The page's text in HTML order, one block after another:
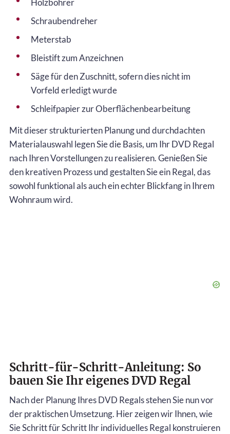
Holzbohrer
Schraubendreher
Meterstab
Bleistift zum Anzeichnen
Säge für den Zuschnitt, sofern dies nicht im
Vorfeld erledigt wurde
Schleifpapier zur Oberflächenbearbeitung
Mit dieser strukturierten Planung und durchdachten
Materialauswahl legen Sie die Basis, um Ihr DVD Regal
nach Ihren Vorstellungen zu realisieren. Genießen Sie
den kreativen Prozess und gestalten Sie ein Regal, das
sowohl funktional als auch ein echter Blickfang in Ihrem
Wohnraum wird.
Schritt-für-Schritt-Anleitung: So
bauen Sie Ihr eigenes DVD Regal
Nach der Planung Ihres DVD Regals stehen Sie nun vor
der praktischen Umsetzung. Hier zeigen wir Ihnen, wie
Sie Schritt für Schritt Ihr individuelles Regal konstruieren